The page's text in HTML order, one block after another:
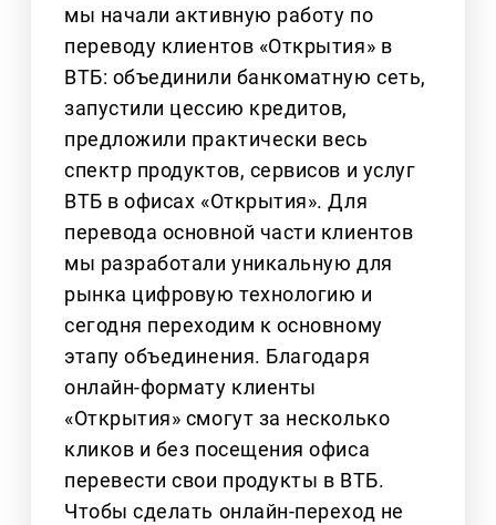
мы начали активную работу по
переводу клиентов «Открытия» в
ВТБ: объединили банкоматную сеть,
запустили цессию кредитов,
предложили практически весь
спектр продуктов, сервисов и услуг
ВТБ в офисах «Открытия». Для
перевода основной части клиентов
мы разработали уникальную для
рынка цифровую технологию и
сегодня переходим к основному
этапу объединения. Благодаря
онлайн-формату клиенты
«Открытия» смогут за несколько
кликов и без посещения офиса
перевести свои продукты в ВТБ.
Чтобы сделать онлайн-переход не